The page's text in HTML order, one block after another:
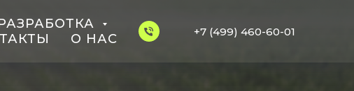
О НАС +7 (499) 460-60-01